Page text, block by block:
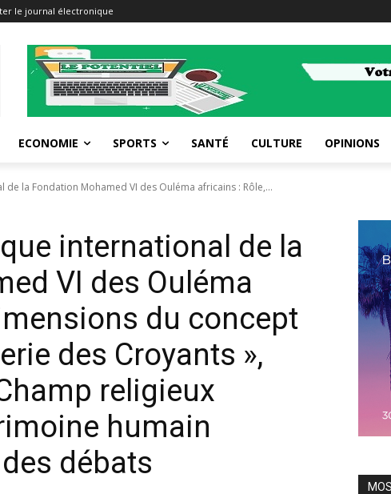
le journal électronique
ECONOMIE SPORTS SANTÉ CULTURE OPINIONS
la Fondation Mohamed VI des Ouléma africains : Rôle,...
international de la
VI des Ouléma
du concept
des Croyants »,
religieux
humain
débats